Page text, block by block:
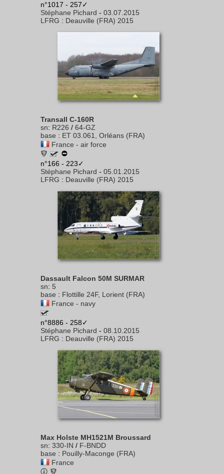
n°1017 - 257✓
Stéphane Pichard - 03.07.2015
LFRG : Deauville (FRA) 2015
Transall C-160R
sn: R226 / 64-GZ
base : ET 03.061, Orléans (FRA)
France - air force
n°166 - 223✓
Stéphane Pichard - 05.01.2015
LFRG : Deauville (FRA) 2015
Dassault Falcon 50M SURMAR
sn: 5
base : Flottille 24F, Lorient (FRA)
France - navy
n°8886 - 258✓
Stéphane Pichard - 08.10.2015
LFRG : Deauville (FRA) 2015
Max Holste MH1521M Broussard
sn: 330-IN / F-BNDD
base : Pouilly-Maconge (FRA)
France